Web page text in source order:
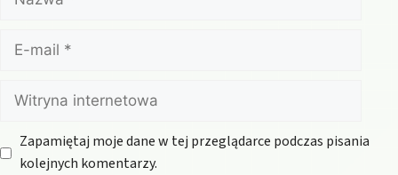
mail
Witryna
internetowa
Zapamiętaj moje dane w tej przeglądarce podczas pisania
kolejnych komentarzy.